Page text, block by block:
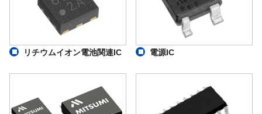
リチウムイオン電池関連IC 電源IC